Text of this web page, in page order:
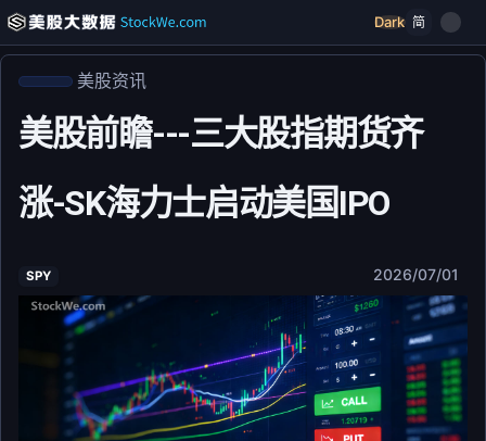
Dark 简
美股资讯
美股前瞻---三大股指期货齐
涨-SK海力士启动美国IPO
SPY 2026/07/01